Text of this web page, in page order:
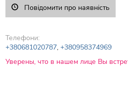
Повідомити про наявність
Телефони:
+380681020787, +380958374969
Уверены, что в нашем лице Вы